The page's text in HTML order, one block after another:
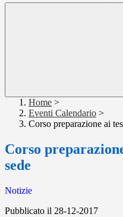
Home >
Eventi Calendario >
Corso preparazione ai
Corso
sede
Notizie
Pubblicato il 28-12-2017